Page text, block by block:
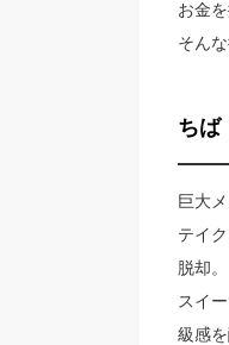
お金
そん
ちば
巨大
テイ
脱却。
スイ
級感